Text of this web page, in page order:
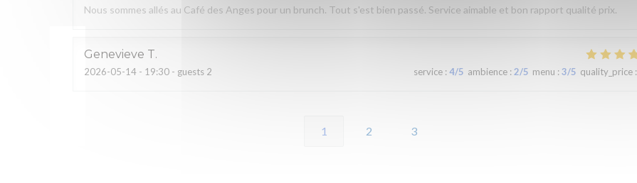
Nous sommes allés au Café des Anges pour un brunch. Tout s'est bien passé. Service aimable et bon rapport qualité prix.
Genevieve T
2026-05-14 - 19:30 - guests 2 service: 4/5 ambience: 2/5 menu : 3/5 quality_price:
1 2 3